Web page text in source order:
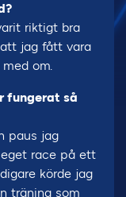
riktigt bra
jag fått vara
om.
fungerat så
paus jag
race på ett
körde jag
träning som